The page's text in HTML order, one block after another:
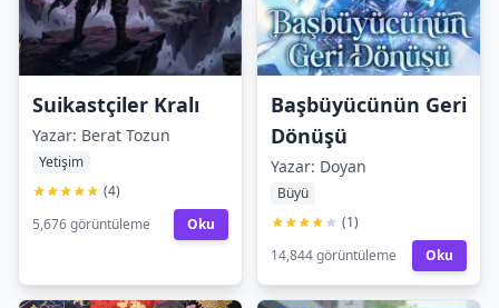
Suikastçiler Kralı
Yazar: Berat Tozun
Yetişim
(4)
5,676 görüntüleme
Oku
Başbüyücünün Geri
Dönüşü
Yazar: Doyan
Büyü
(1)
14,844 görüntüleme
Oku